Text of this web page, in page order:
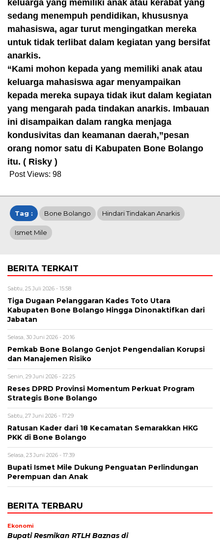
keluarga yang memiliki anak atau kerabat yang
sedang menempuh pendidikan, khususnya
mahasiswa, agar turut mengingatkan mereka
untuk tidak terlibat dalam kegiatan yang bersifat
anarkis.
“Kami mohon kepada yang memiliki anak atau
keluarga mahasiswa agar menyampaikan
kepada mereka supaya tidak ikut dalam kegiatan
yang mengarah pada tindakan anarkis. Imbauan
ini disampaikan dalam rangka menjaga
kondusivitas dan keamanan daerah,”pesan
orang nomor satu di Kabupaten Bone Bolango
itu. ( Risky )
Post Views: 98
Tag : Bone Bolango Hindari Tindakan Anarkis
Ismet Mile
BERITA TERKAIT
Sabtu, 25 Juli 2026 - 15:58
Tiga Dugaan Pelanggaran Kades Toto Utara
Kabupaten Bone Bolango Hingga Dinonaktifkan dari
Jabatan
Selasa, 30 Juni 2026 - 20:16
Pemkab Bone Bolango Genjot Pengendalian Korupsi
dan Manajemen Risiko
Senin, 29 Juni 2026 - 22:25
Reses DPRD Provinsi Momentum Perkuat Program
Strategis Bone Bolango
Sabtu, 27 Juni 2026 - 17:29
Ratusan Kader dari 18 Kecamatan Semarakkan HKG
PKK di Bone Bolango
Selasa, 23 Juni 2026 - 17:39
Bupati Ismet Mile Dukung Penguatan Perlindungan
Perempuan dan Anak
BERITA TERBARU
Ekonomi
Bupati Resmikan RTLH Baznas di